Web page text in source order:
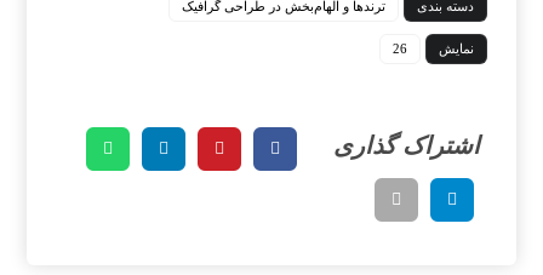
دسته بندی ترندها و الهام‌بخش در طراحی گرافیک
نمایش 26